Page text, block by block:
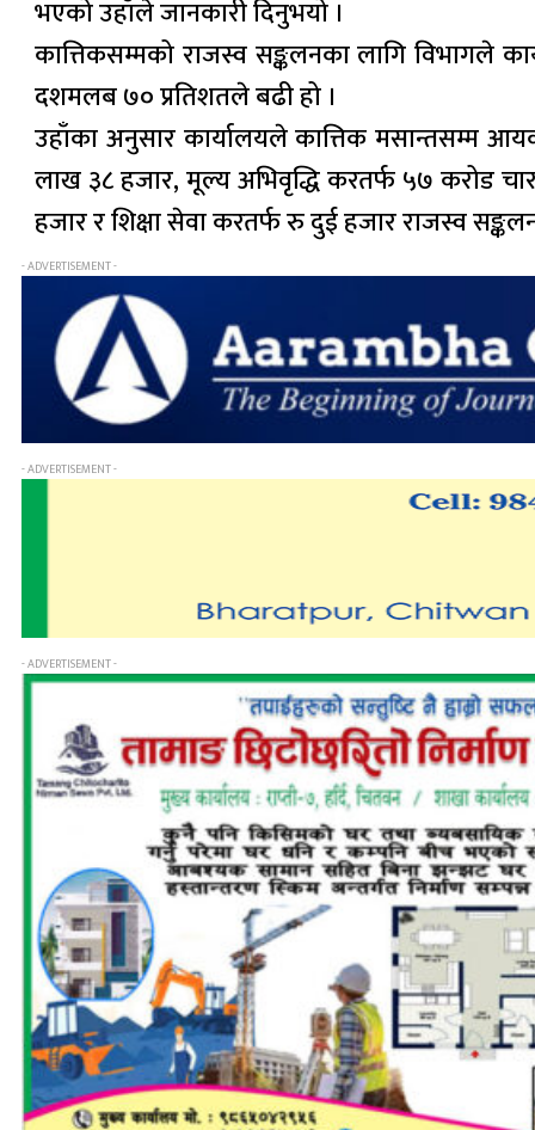
भएको उहाँले जानकारी दिनुभयो ।
कात्तिकसम्मको राजस्व सङ्कलनका लागि विभागले
दशमलब ७० प्रतिशतले बढी हो ।
उहाँका अनुसार कार्यालयले कात्तिक मसान्तसम्म
लाख ३८ हजार, मूल्य अभिवृद्धि करतर्फ ५७ करोड
हजार र शिक्षा सेवा करतर्फ रु दुई हजार राजस्व
- ADVERTISEMENT -
- ADVERTISEMENT -
- ADVERTISEMENT -